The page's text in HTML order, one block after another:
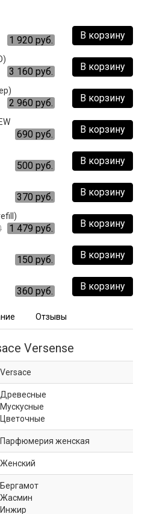
В корзину
1 920 руб.
В корзину
3 160 руб.
В корзину
2 960 руб.
В корзину
690 руб.
В корзину
500 руб.
В корзину
370 руб.
В корзину
1 479 руб.
В корзину
150 руб.
В корзину
360 руб.
Отзывы
Versense
Versace
Древесные
Мускусные
Цветочные
Парфюмерия женская
Женский
Бергамот
Жасмин
Инжир